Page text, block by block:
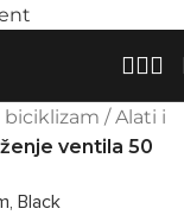
biciklizam /Alati i
ventila 50
Black